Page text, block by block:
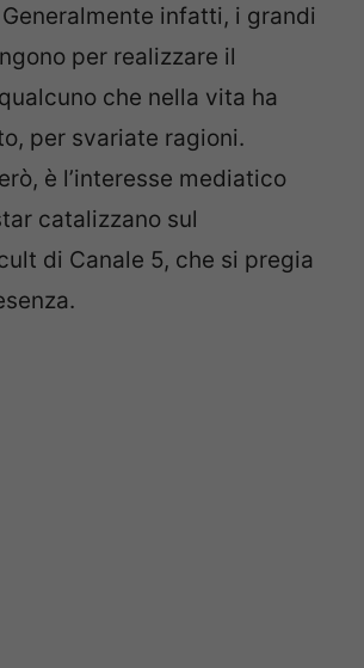
infatti, i grandi
per realizzare il
che nella vita ha
per svariate ragioni.
è l’interesse mediatico
catalizzano sul
di Canale 5, che si pregia